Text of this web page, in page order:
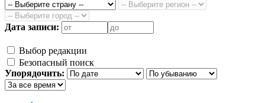
Дата записи:
Выбор редакции
Безопасный поиск
Упорядочить: